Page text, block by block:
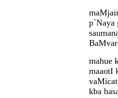
p`Naya
mahue
maaotI
kba